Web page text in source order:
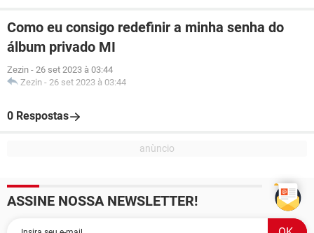
Como eu consigo redefinir a minha senha do
álbum privado MI
Zezin - 26 set 2023 à 03:44
Zezin - 26 set 2023 à 03:44
0 Respostas
ASSINE NOSSA NEWSLETTER!